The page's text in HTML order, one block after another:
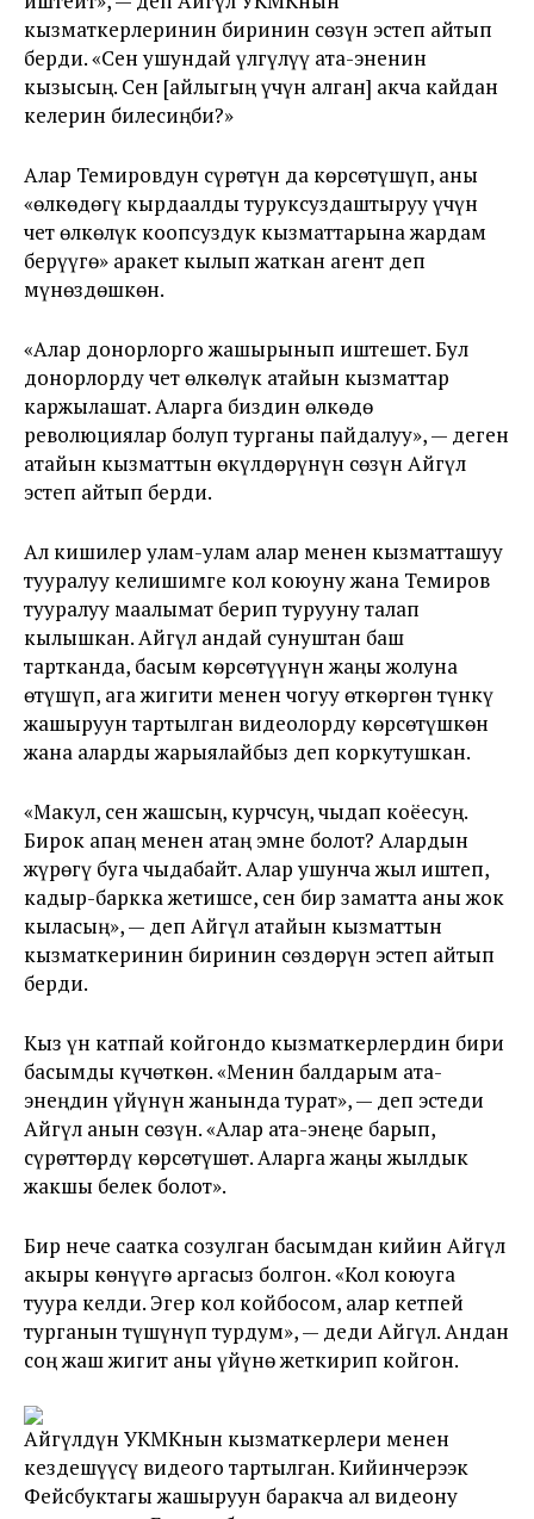
кызматкерлеринин биринин сөзүн эстеп айтып
берди. «Сен ушундай үлгүлүү ата-эненин
кызысың. Сен [айлыгың үчүн алган] акча кайдан
келерин билесиңби?»
Алар Темировдун сүрөтүн да көрсөтүшүп, аны
«өлкөдөгү кырдаалды туруксуздаштыруу үчүн
чет өлкөлүк коопсуздук кызматтарына жардам
берүүгө» аракет кылып жаткан агент деп
мүнөздөшкөн.
«Алар донорлорго жашырынып иштешет. Бул
донорлорду чет өлкөлүк атайын кызматтар
каржылашат. Аларга биздин өлкөдө
революциялар болуп турганы пайдалуу», — деген
атайын кызматтын өкүлдөрүнүн сөзүн Айгүл
эстеп айтып берди.
Ал кишилер улам-улам алар менен кызматташуу
тууралуу келишимге кол коюуну жана Темиров
тууралуу маалымат берип турууну талап
кылышкан. Айгүл андай сунуштан баш
тартканда, басым көрсөтүүнүн жаңы жолуна
өтүшүп, ага жигити менен чогуу өткөргөн түнкү
жашыруун тартылган видеолорду көрсөтүшкөн
жана аларды жарыялайбыз деп коркутушкан.
«Макул, сен жашсың, курчсуң, чыдап коёесуң.
Бирок апаң менен атаң эмне болот? Алардын
жүрөгү буга чыдабайт. Алар ушунча жыл иштеп,
кадыр-баркка жетишсе, сен бир заматта аны жок
кыласың», — деп Айгүл атайын кызматтын
кызматкеринин биринин сөздөрүн эстеп айтып
берди.
Кыз үн катпай койгондо кызматкерлердин бири
басымды күчөткөн. «Менин балдарым ата-
энеңдин үйүнүн жанында турат», — деп эстеди
Айгүл анын сөзүн. «Алар ата-энеңе барып,
сүрөттөрдү көрсөтүшөт. Аларга жаңы жылдык
жакшы белек болот».
Бир нече саатка созулган басымдан кийин Айгүл
акыры көнүүгө аргасыз болгон. «Кол коюуга
туура келди. Эгер кол койбосом, алар кетпей
турганын түшүнүп турдум», — деди Айгүл. Андан
соң жаш жигит аны үйүнө жеткирип койгон.
Айгүлдүн УКМКнын кызматкерлери менен
кездешүүсү видеого тартылган. Кийинчерээк
Фейсбуктагы жашыруун баракча ал видеону